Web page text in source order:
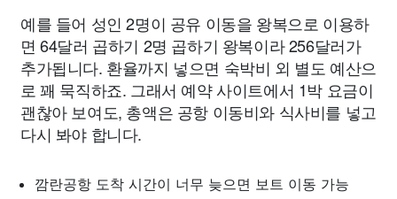
예를 들어 성인 2명이 공유 이동을 왕복으로 이용하
면 64달러 곱하기 2명 곱하기 왕복이라 256달러가
추가됩니다. 환율까지 넣으면 숙박비 외 별도 예산으
로 꽤 묵직하죠. 그래서 예약 사이트에서 1박 요금이
괜찮아 보여도, 총액은 공항 이동비와 식사비를 넣고
다시 봐야 합니다.
깜란공항 도착 시간이 너무 늦으면 보트 이동 가능